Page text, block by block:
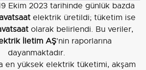
Ekim 2023 tarihinde günlük bazda
elektrik üretildi; tüketim ise
olarak belirlendi. Bu veriler,
İletim AŞ'nin raporlarına
dayanmaktadır.
en yüksek elektrik tüketimi, akşam